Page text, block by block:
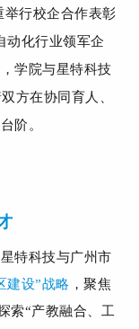
举行校企合作表彰
动化行业领军企
学院与星特科技
方在协同育人、
阶。
特科技与广州市
建设”战略 ，聚焦
索“产教融合、工